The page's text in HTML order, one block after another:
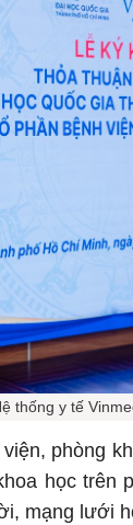
thống y tế
phòng
học trên
mạng lưới